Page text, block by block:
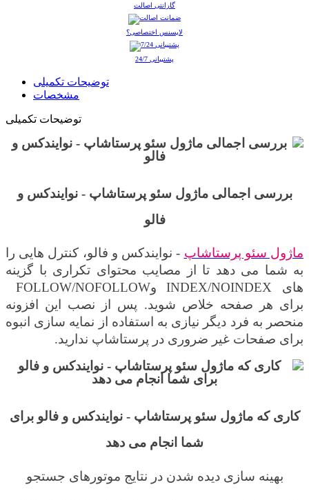
گارانتی اصالت
لایسنس اختصاصی؟
پشتیبانی 24/7
توضیحات تکمیلی
مشخصات
توضیحات تکمیلی
بررسی اجمالی ماژول سئو پرستاشاپ - نوایندکس و
فالو
ماژول سئو پرستاشاپ - نوایندکس و فالو، کنترل هایی را
به شما می دهد تا از مصایب محتوای تکراری با گزینه
های INDEX/NOINDEX وFOLLOW/NOFOLLOW
برای هر صفحه خلاص شوید. پس از نصب این افزونه
منحصر به فرد دیگر نیازی به استفاده از نمایه سازی انبوه
برای صفحات غیر ضروری در پرستاشاپ ندارید.
کاری که ماژول سئو پرستاشاپ - نوایندکس و فالو برای
شما انجام می دهد
بهینه سازی دیده شدن در نتایج موتورهای جستجو